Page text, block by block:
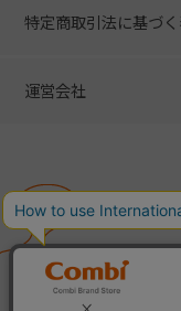
特定商取引法に基づ
運営会社
子